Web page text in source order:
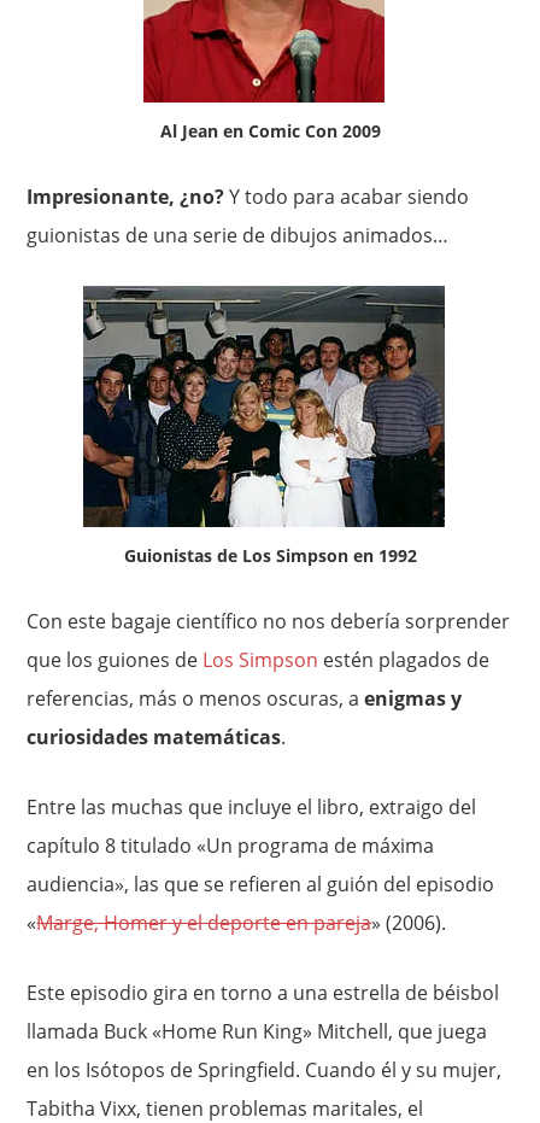
Al Jean en Comic Con 2009
Impresionante, ¿no?Y todo para acabar siendo
guionistas de una serie de dibujos animados…
Guionistas de Los Simpson en 1992
Con este bagaje científico no nos debería sorprender
que los guiones de Los Simpson estén plagados de
referencias, más o menos oscuras, aenigmas y
curiosidades matemáticas.
Entre las muchas que incluye el libro, extraigo del
capítulo 8 titulado «Un programa de máxima
audiencia», las que se refieren al guión del episodio
«Marge, Homer y el deporte en pareja» (2006).
Este episodio gira en torno a una estrella de béisbol
llamada Buck «Home Run King» Mitchell, que juega
en los Isótopos de Springfield. Cuando él y su mujer,
Tabitha Vixx, tienen problemas maritales, el